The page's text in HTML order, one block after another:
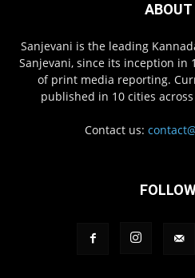
ABOUT
Sanjevani is the leading
Sanjevani, since its inception in
of print media reporting.
published in 10 cities
Contact us: